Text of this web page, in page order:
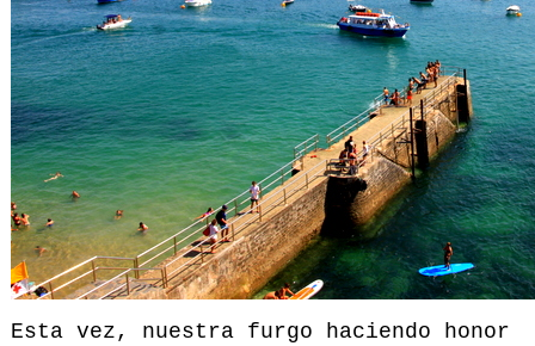
Esta vez, nuestra furgo haciendo honor